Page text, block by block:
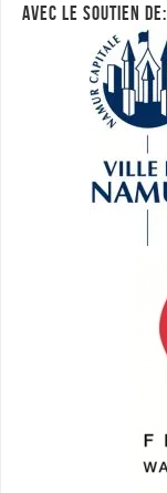
AVEC LE SOUTIEN DE: